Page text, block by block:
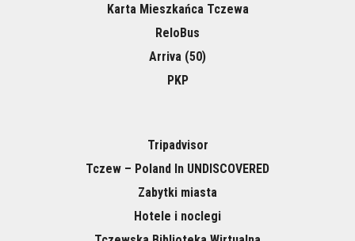
Karta Mieszkańca Tczewa
ReloBus
Arriva (50)
PKP
Tripadvisor
Tczew – Poland In UNDISCOVERED
Zabytki miasta
Hotele i noclegi